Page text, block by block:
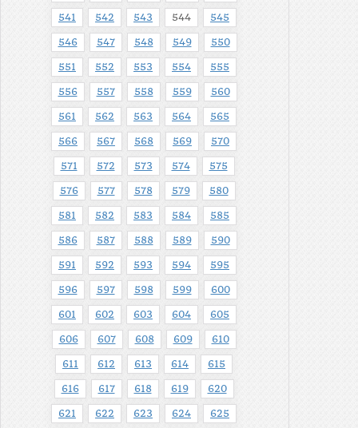
541 542 543 544 545
546 547 548 549 550
551 552 553 554 555
556 557 558 559 560
561 562 563 564 565
566 567 568 569 570
571 572 573 574 575
576 577 578 579 580
581 582 583 584 585
586 587 588 589 590
591 592 593 594 595
596 597 598 599 600
601 602 603 604 605
606 607 608 609 610
611 612 613 614 615
616 617 618 619 620
621 622 623 624 625